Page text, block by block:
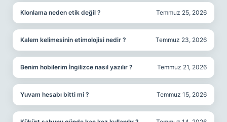
Klonlama neden etik değil ? Temmuz 25, 2026
Kalem kelimesinin etimolojisi nedir ? Temmuz 23, 2026
Benim hobilerim İngilizce nasıl yazılır ? Temmuz 21, 2026
Yuvam hesabı bitti mi ? Temmuz 15, 2026